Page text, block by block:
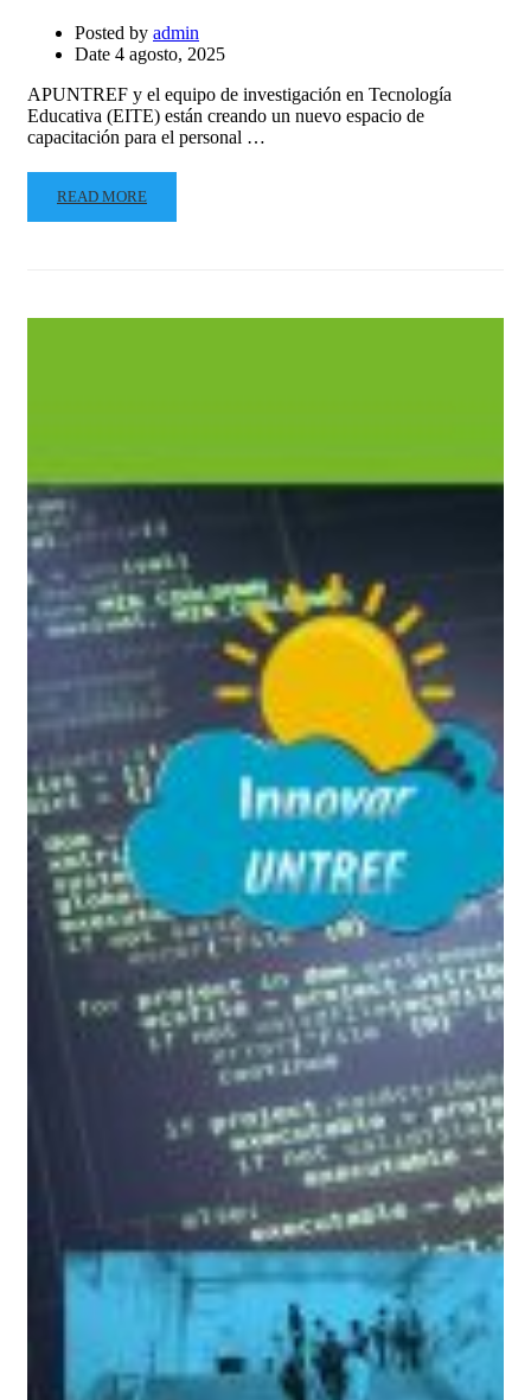
Posted by admin
Date 4 agosto, 2025
APUNTREF y el equipo de investigación en Tecnología
Educativa (EITE) están creando un nuevo espacio de
capacitación para el personal …
READ MORE